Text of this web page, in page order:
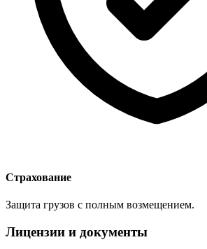
Страхование
Защита грузов с полным возмещением.
Лицензии и документы